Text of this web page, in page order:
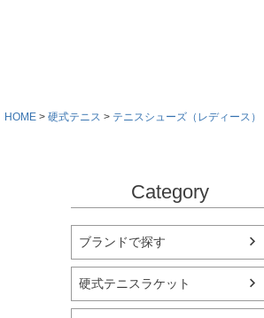
HOME 硬式テニス テニスシューズ（レディース）
Category
ブランドで探す
硬式テニスラケット